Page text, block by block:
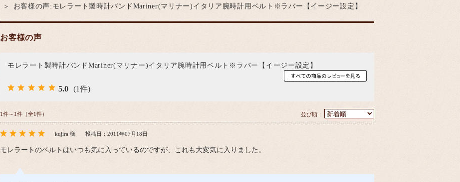
お客様の声:モレラート製時計バンドMariner(マリナー)イタリア腕時計用ベルト※ラバー【イージー設定】
お客様の声
モレラート製時計バンドMariner(マリナー)イタリア腕時計用ベルト※ラバー【イージー設定】
5.0 (1件)
1件～1件（全1件） 並び順：
kujira 様 投稿日：2011年07月18日
モレラートのベルトはいつも気に入っているのですが、これも大変気に入りました。